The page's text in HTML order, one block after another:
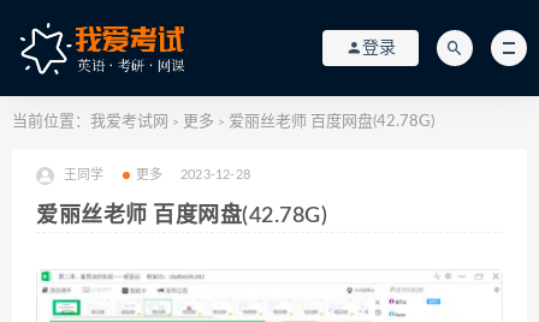
登录
当前位置： 我爱考试网 > 更多 > 爱丽丝老师 百度网盘(42.78G)
王同学 更多 2023-12-28
爱丽丝老师 百度网盘(42.78G)